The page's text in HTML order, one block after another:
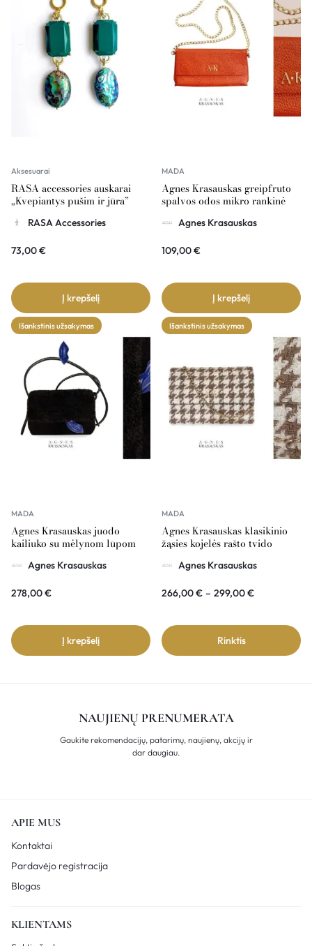
Aksesuarai
RASA accessories auskarai
„Kvepiantys pušim ir jūra”
RASA Accessories
73,00€
Į krepšelį
MADA
Agnes Krasauskas greipfruto
spalvos odos mikro rankinė
Agnes Krasauskas
109,00€
Į krepšelį
Išankstinis užsakymas
MADA
Agnes Krasauskas juodo
kailiuko su mėlynom lūpom
Agnes Krasauskas
278,00€
Į krepšelį
Išankstinis užsakymas
MADA
Agnes Krasauskas klasikinio
žąsies kojelės rašto tvido
Agnes Krasauskas
266,00€ – 299,00€
Rinktis
NAUJIENŲ PRENUMERATA
Gaukite rekomendacijų, patarimų, naujienų, akcijų ir
dar daugiau.
APIE MUS
Kontaktai
Pardavėjo registracija
Blogas
KLIENTAMS